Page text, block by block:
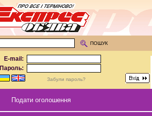
E-mail:
Пароль:
Забули пароль?
ПОШУК
Подати оголошення